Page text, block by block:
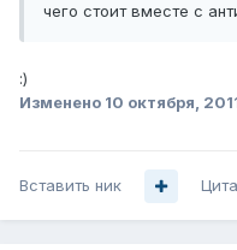
чего стоит вместе с
:)
Изменено 10 октября,
Вставить ник